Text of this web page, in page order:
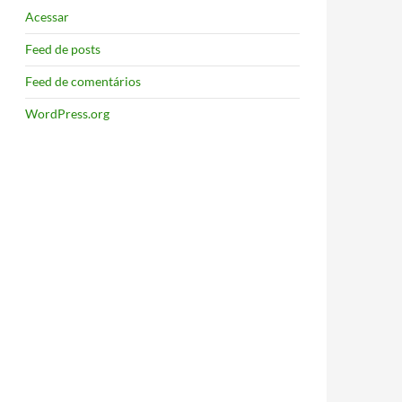
Acessar
Feed de posts
Feed de comentários
WordPress.org